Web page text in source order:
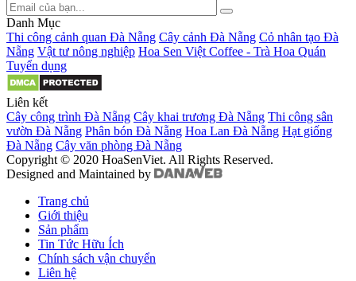
Danh Mục
Thi công cảnh quan Đà Nẵng Cây cảnh Đà Nẵng Cỏ nhân tạo Đà
Nẵng Vật tư nông nghiệp Hoa Sen Việt Coffee - Trà Hoa Quán
Tuyển dụng
Liên kết
Cây công trình Đà Nẵng Cây khai trương Đà Nẵng Thi công sân
vườn Đà Nẵng Phân bón Đà Nẵng Hoa Lan Đà Nẵng Hạt giống
Đà Nẵng Cây văn phòng Đà Nẵng
Copyright © 2020 HoaSenViet. All Rights Reserved.
Designed and Maintained by
Trang chủ
Giới thiệu
Sản phẩm
Tin Tức Hữu Ích
Chính sách vận chuyển
Liên hệ